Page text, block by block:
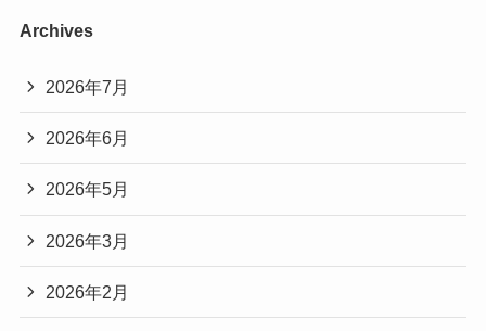
Archives
2026年7月
2026年6月
2026年5月
2026年3月
2026年2月